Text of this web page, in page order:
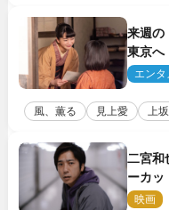
来週の
東京へ
エンタ
風、薫る 見上愛 上
二宮和
ーカ
コメン
映画